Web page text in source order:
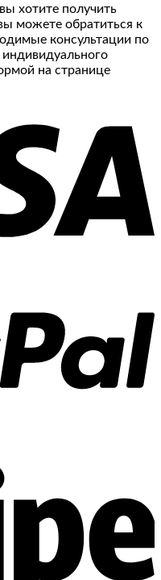
с
удочкой
хотите получить
можете обратиться к
консультации по
на странице